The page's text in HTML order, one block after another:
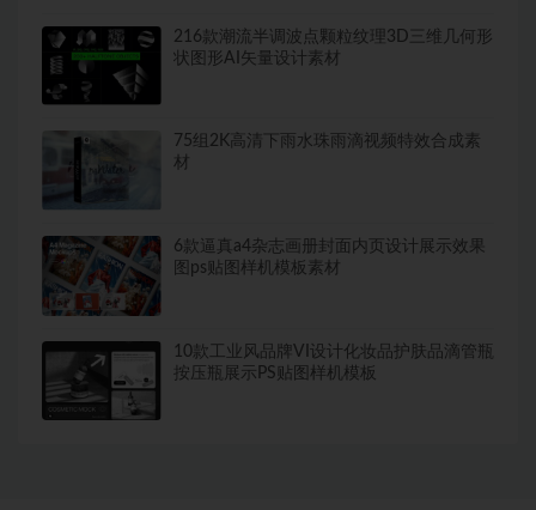
216款潮流半调波点颗粒纹理3D三维几何形
状图形AI矢量设计素材
75组2K高清下雨水珠雨滴视频特效合成素
材
6款逼真a4杂志画册封面内页设计展示效果
图ps贴图样机模板素材
10款工业风品牌VI设计化妆品护肤品滴管瓶
按压瓶展示PS贴图样机模板